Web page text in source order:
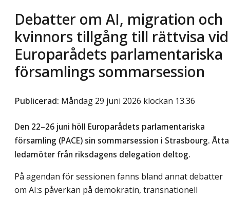
Debatter om AI, migration och
kvinnors tillgång till rättvisa vid
Europarådets parlamentariska
församlings sommarsession
Publicerad: Måndag 29 juni 2026 klockan 13.36
Den 22–26 juni höll Europarådets parlamentariska
församling (PACE) sin sommarsession i Strasbourg. Åtta
ledamöter från riksdagens delegation deltog.
På agendan för sessionen fanns bland annat debatter
om AI:s påverkan på demokratin, transnationell